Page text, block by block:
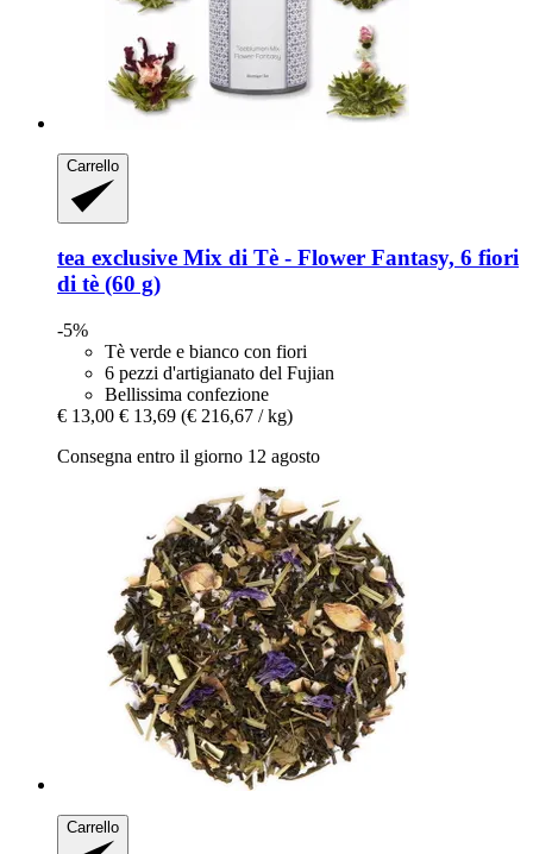
Carrello
tea exclusive Mix di Tè -​ Flower Fantasy, 6 fiori
di tè (60 g)
-5%
Tè verde e bianco con fiori
6 pezzi d'artigianato del Fujian
Bellissima confezione
€ 13,00 € 13,69 (€ 216,67 / kg)
Consegna entro il giorno 12 agosto
Carrello